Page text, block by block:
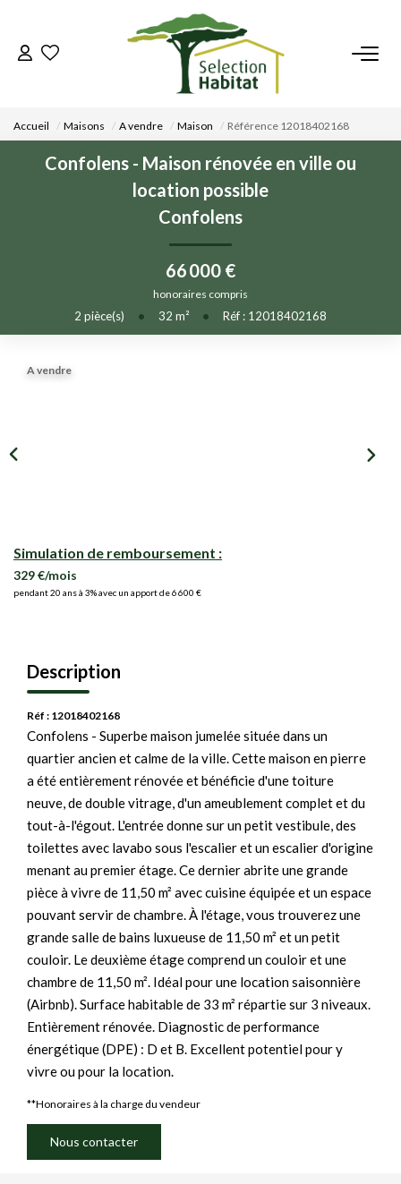
ACCUEIL
NOS BIENS
VENDRE UN BIEN
DÉPOSEZ VOTRE RECHERCHE
NOUS REJOINDRE
Accueil Maisons A vendre Maison Référence 12018402168
Confolens - Maison rénovée en ville ou
location possible
Confolens
66 000 €
honoraires compris
2 pièce(s) • 32 m² • Réf : 12018402168
A vendre
Simulation de remboursement :
329 €/mois
pendant 20 ans à 3% avec un apport de 6 600 €
Description
Réf : 12018402168
Confolens - Superbe maison jumelée située dans un
quartier ancien et calme de la ville. Cette maison en pierre
a été entièrement rénovée et bénéficie d'une toiture
neuve, de double vitrage, d'un ameublement complet et du
tout-à-l'égout. L'entrée donne sur un petit vestibule, des
toilettes avec lavabo sous l'escalier et un escalier d'origine
menant au premier étage. Ce dernier abrite une grande
pièce à vivre de 11,50 m² avec cuisine équipée et un espace
pouvant servir de chambre. À l'étage, vous trouverez une
grande salle de bains luxueuse de 11,50 m² et un petit
couloir. Le deuxième étage comprend un couloir et une
chambre de 11,50 m². Idéal pour une location saisonnière
(Airbnb). Surface habitable de 33 m² répartie sur 3 niveaux.
Entièrement rénovée. Diagnostic de performance
énergétique (DPE) : D et B. Excellent potentiel pour y
vivre ou pour la location.
**Honoraires à la charge du vendeur
Nous contacter